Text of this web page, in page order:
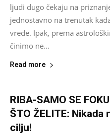
ljudi dugo čekaju na
jednostavno na trenutak
vrede. Ipak, prema
činimo ne...
Read more
RIBA-SAMO SE
ŠTO ŽELITE:
cilju!